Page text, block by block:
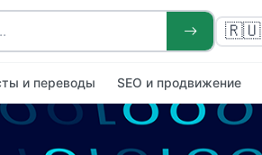
🇷🇺
и переводы SEO и продвижение